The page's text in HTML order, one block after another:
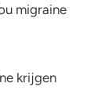
migraine
krijgen